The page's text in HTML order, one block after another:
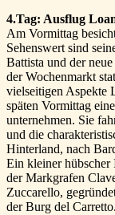
4.Tag: Ausflug
Am Vormittag
Sehenswert sind
Battista und der
der Wochenmarkt
vielseitigen Aspekte
späten Vormittag
unternehmen. Sie
und die
Hinterland, nach
Ein kleiner hübscher
der Markgrafen
Zuccarello,
der Burg del Carretto.